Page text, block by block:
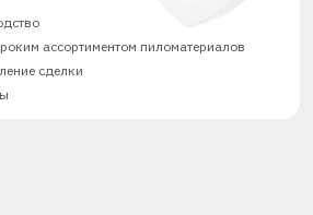
ассортиментом пиломатериалов
сделки